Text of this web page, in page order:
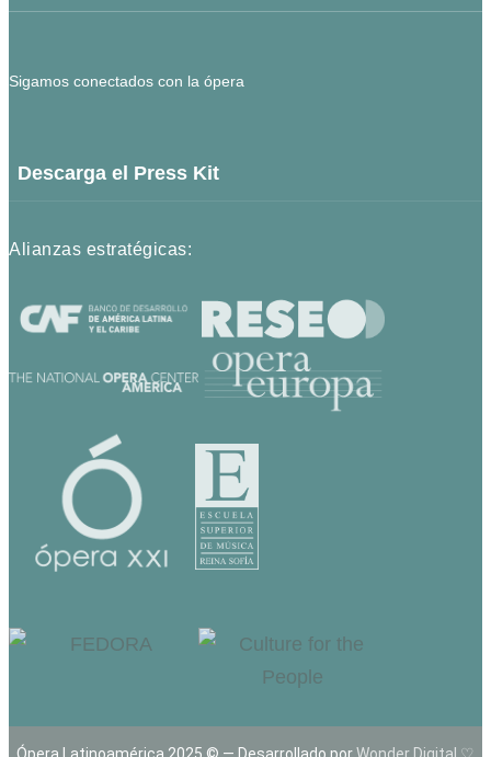
Sigamos conectados con la ópera
Descarga el Press Kit
Alianzas estratégicas: